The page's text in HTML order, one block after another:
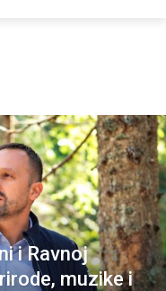
i Ravnoj
muzike i